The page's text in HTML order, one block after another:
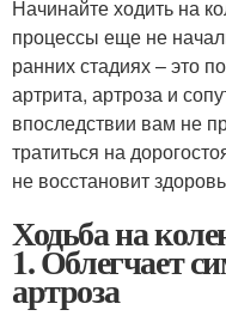
Начинайте ходить на
процессы еще не
ранних стадиях – это
артрита, артроза и
впоследствии вам не
тратиться на
не восстановит
Ходьба на
1. Облегчает
артроза